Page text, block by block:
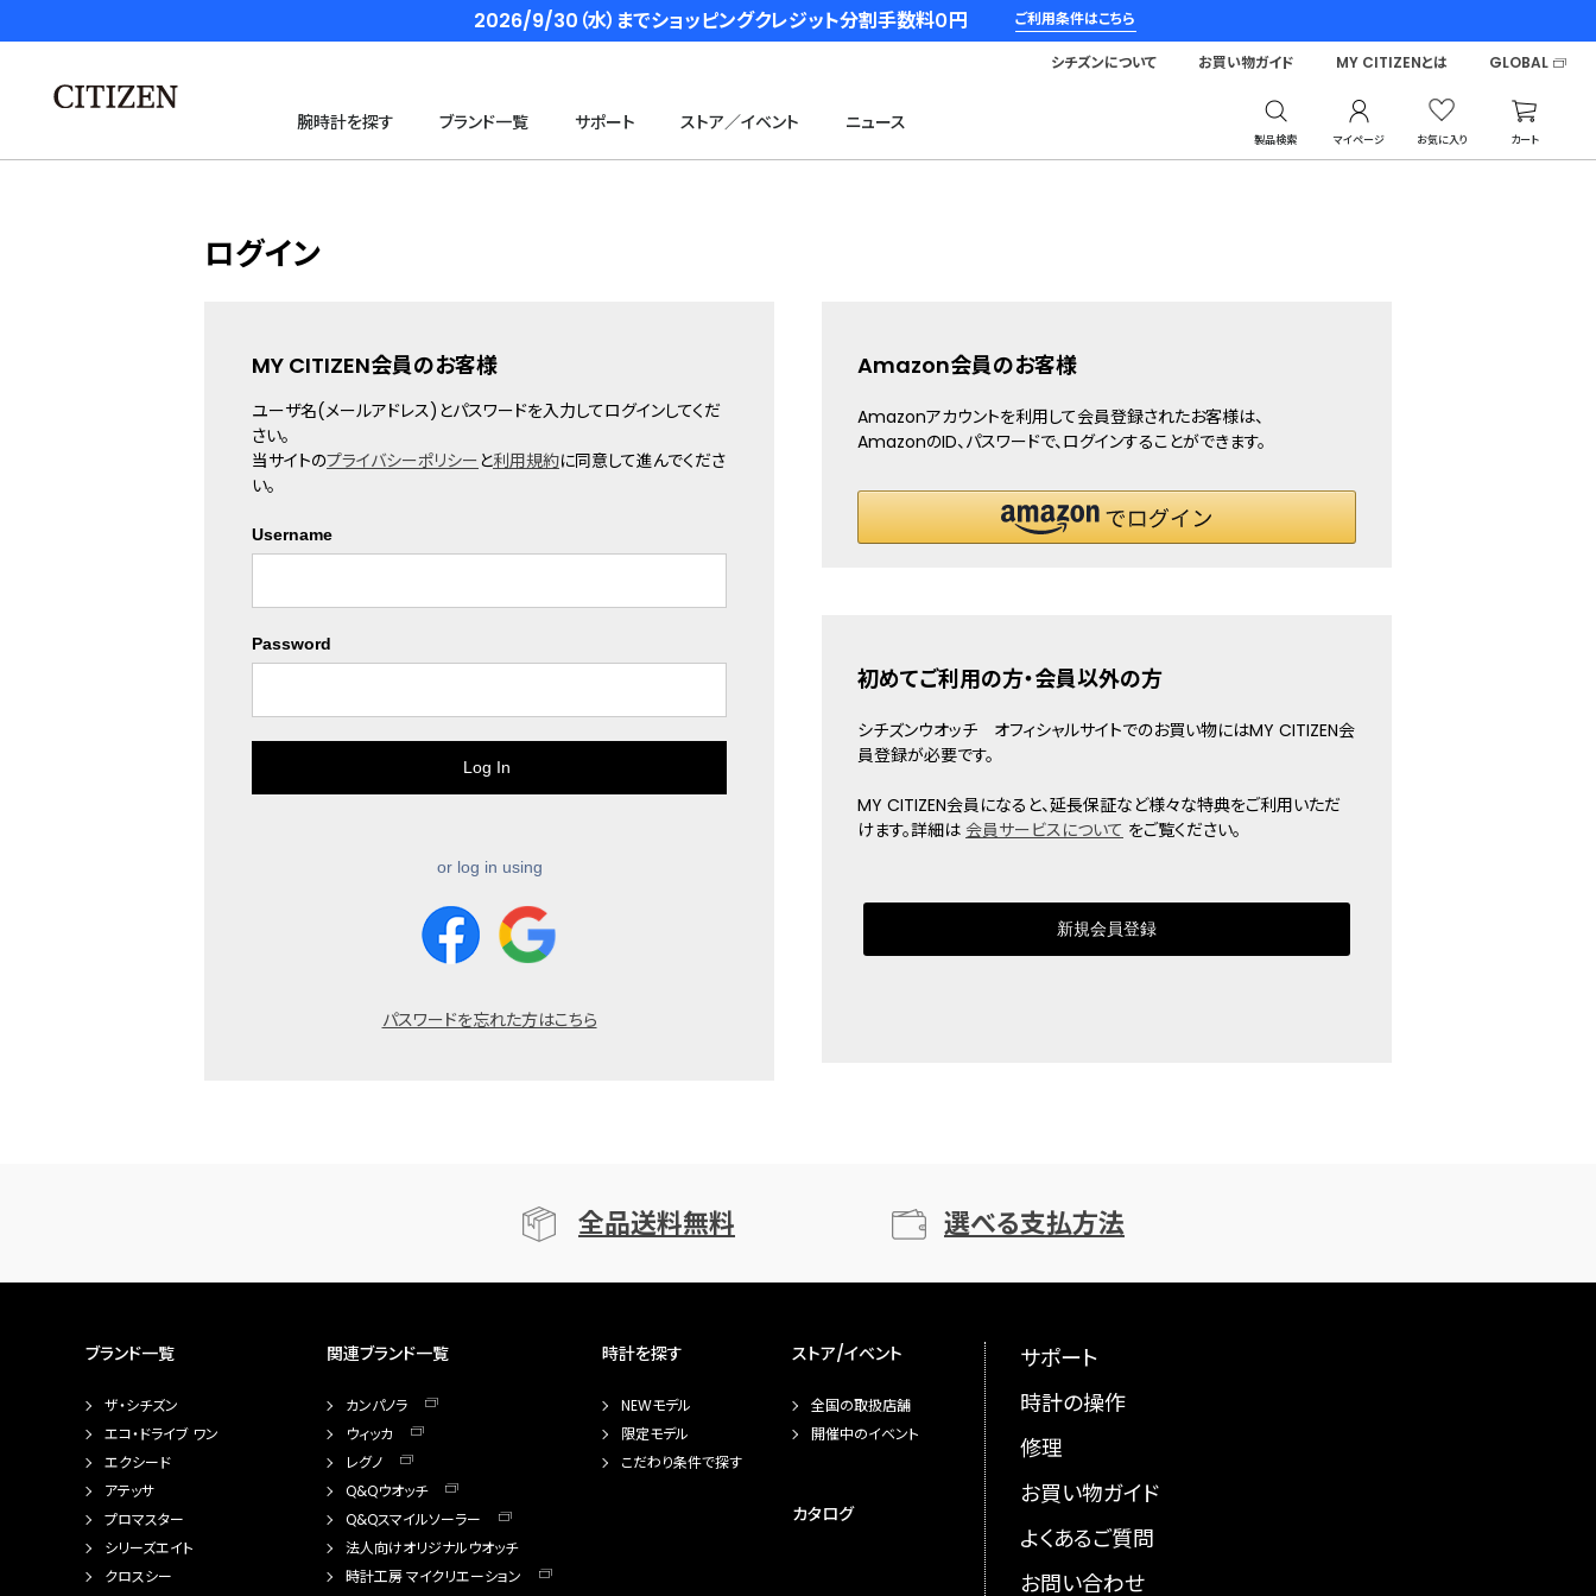
2026/9/30（水）までショッピングクレジット分割手数料０円 ご利用条件はこちら
腕時計を探す ブランド一覧 サポート ストア／イベント ニュース
製品検索 マイページ お気に入り カート
シチズンについて お買い物ガイド MY CITIZENとは GLOBAL
ログイン
MY CITIZEN会員のお客様
ユーザ名(メールアドレス)とパスワードを入力してログインしてくだ
さい。
当サイトのプライバシーポリシーと利用規約に同意して進んでくださ
い。
Username
Password
or log in using
パスワードを忘れた方はこちら
Amazon会員のお客様
Amazonアカウントを利用して会員登録されたお客様は、
AmazonのID、パスワードで、ログインすることができます。
初めてご利用の方・会員以外の方
シチズンウオッチ オフィシャルサイトでのお買い物にはMY CITIZEN会
員登録が必要です。
MY CITIZEN会員になると、延長保証など様々な特典をご利用いただ
けます。詳細は 会員サービスについて をご覧ください。
全品送料無料 選べる支払方法
ブランド一覧
ザ・シチズン
エコ・ドライブ ワン
エクシード
アテッサ
プロマスター
シリーズエイト
クロスシー
関連ブランド一覧
カンパノラ
ウィッカ
レグノ
Q&Qウオッチ
Q&Qスマイルソーラー
法人向けオリジナルウオッチ
時計工房 マイクリエーション
時計を探す
NEWモデル
限定モデル
こだわり条件で探す
ストア/イベント
全国の取扱店舗
開催中のイベント
カタログ
サポート
時計の操作
修理
お買い物ガイド
よくあるご質問
お問い合わせ